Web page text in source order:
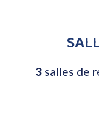
3salles de